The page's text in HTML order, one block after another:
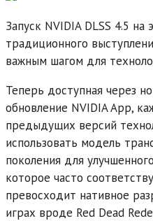
Запуск NVIDIA DLSS 4.5 на
традиционного
важным шагом для
Теперь доступная через
обновление NVIDIA App,
предыдущих версий
использовать модель
поколения для
которое часто
превосходит нативное
играх вроде Red Dead